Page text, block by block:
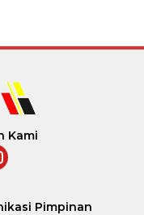
Kami
Pimpinan